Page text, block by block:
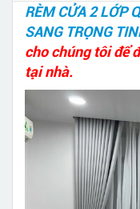
RÈM CỬA 2 LỚP
SANG TRỌNG
cho chúng tôi để
tại nhà.